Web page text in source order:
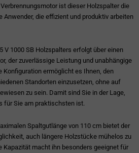
ist dieser Holzspalter die
Anwender, die effizient und produktiv arbeiten
V 1000 SB Holzspalters erfolgt über einen
der zuverlässige Leistung und unabhängige
ermöglicht es Ihnen, den
Standorten einzusetzen, ohne auf
zu sein. Damit sind Sie in der Lage,
für Sie am praktischsten ist.
Spaltgutlänge von 110 cm bietet der
auch längere Holzstücke mühelos zu
Kapazität macht ihn besonders geeignet für